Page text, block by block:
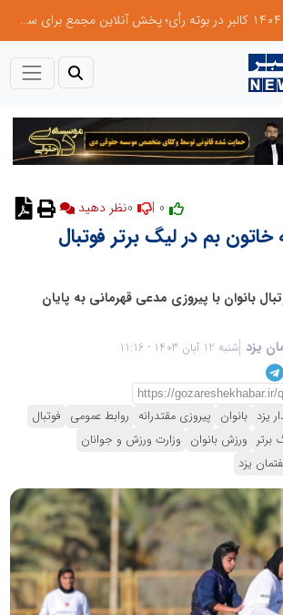
صورت‌های مالی سال ۱۴۰۴ کالبر در بوته رأی؛ پخش آنلاین مجمع برای سهامداران در سراسر کشور
نظر دهید
خاتون بم در لیگ برتر فوتبال
بانوان با پیروزی مدعی قهرمانی به پایان
یزد شنبه 12 آبان 1403 - 11:16
یزد بانوان پیروزی مقتدرانه روابط عمومی فوتبال
برتر ورزش بانوان وزارت ورزش و جوانان
یزد